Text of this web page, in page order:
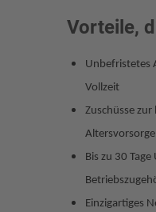
Vorteile,
Unbefristetes
Vollzeit
Zuschüsse
Altersvorsorge
Bis zu 30
Einzigartiges